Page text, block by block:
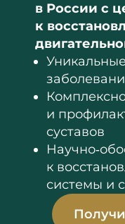
в России с
к
и
суставов
к
системы и